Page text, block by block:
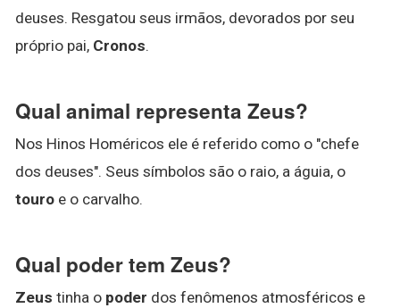
deuses. Resgatou seus irmãos, devorados por seu
próprio pai, Cronos.
Qual animal representa Zeus?
Nos Hinos Homéricos ele é referido como o "chefe
dos deuses". Seus símbolos são o raio, a águia, o
touro e o carvalho.
Qual poder tem Zeus?
Zeus tinha o poder dos fenômenos atmosféricos e